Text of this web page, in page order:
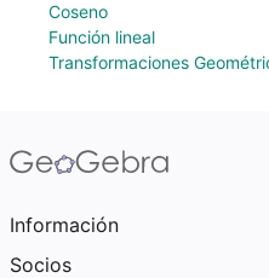
Coseno
Función lineal
Transformaciones
Información
Socios